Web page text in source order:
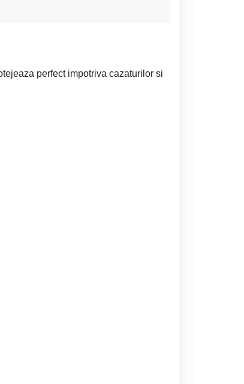
perfect impotriva cazaturilor si